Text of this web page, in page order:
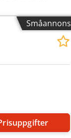
1,5 METER
AUTOMATISKA
ETT
Småannons